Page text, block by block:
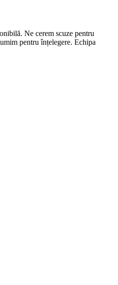
Ne cerem scuze pentru
pentru înțelegere. Echipa